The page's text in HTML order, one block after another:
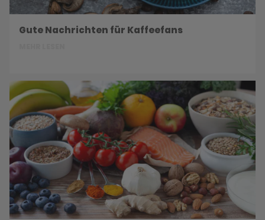
Gute Nachrichten für Kaffeefans